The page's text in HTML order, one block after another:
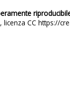
CC https://